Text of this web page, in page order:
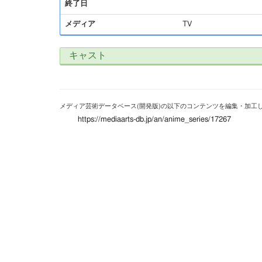
終了日
メディア TV
キャスト
メディア芸術データベース(開発版)の以下のコンテンツを編集・加工
https://mediaarts-db.jp/an/anime_series/17267